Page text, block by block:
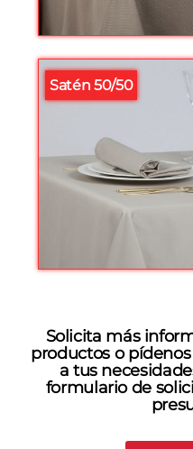
Satén 50/50
Solicita más
productos o
a tus
formulario de